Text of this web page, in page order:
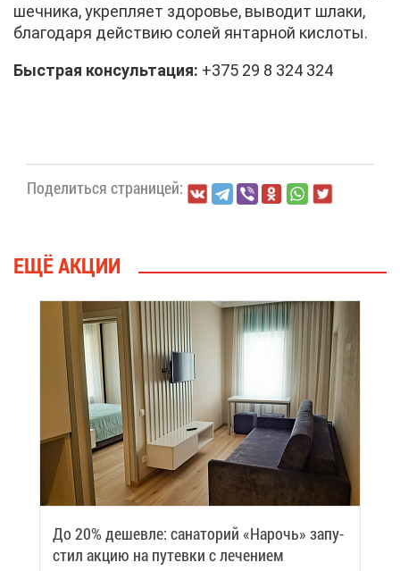
шеч­ни­ка, укреп­ля­ет здо­ро­вье, вы­во­дит шла­ки,
бла­го­да­ря дей­ствию со­лей ян­тар­ной кис­ло­ты.
Быст­рая кон­суль­та­ция: +375 29 8 324 324
По­де­лить­ся стра­ни­цей:
ЕЩЁ АК­ЦИИ
До 20% де­шев­ле: са­на­то­рий «На­рочь» за­пу­
стил ак­цию на пу­тев­ки с ле­че­ни­ем